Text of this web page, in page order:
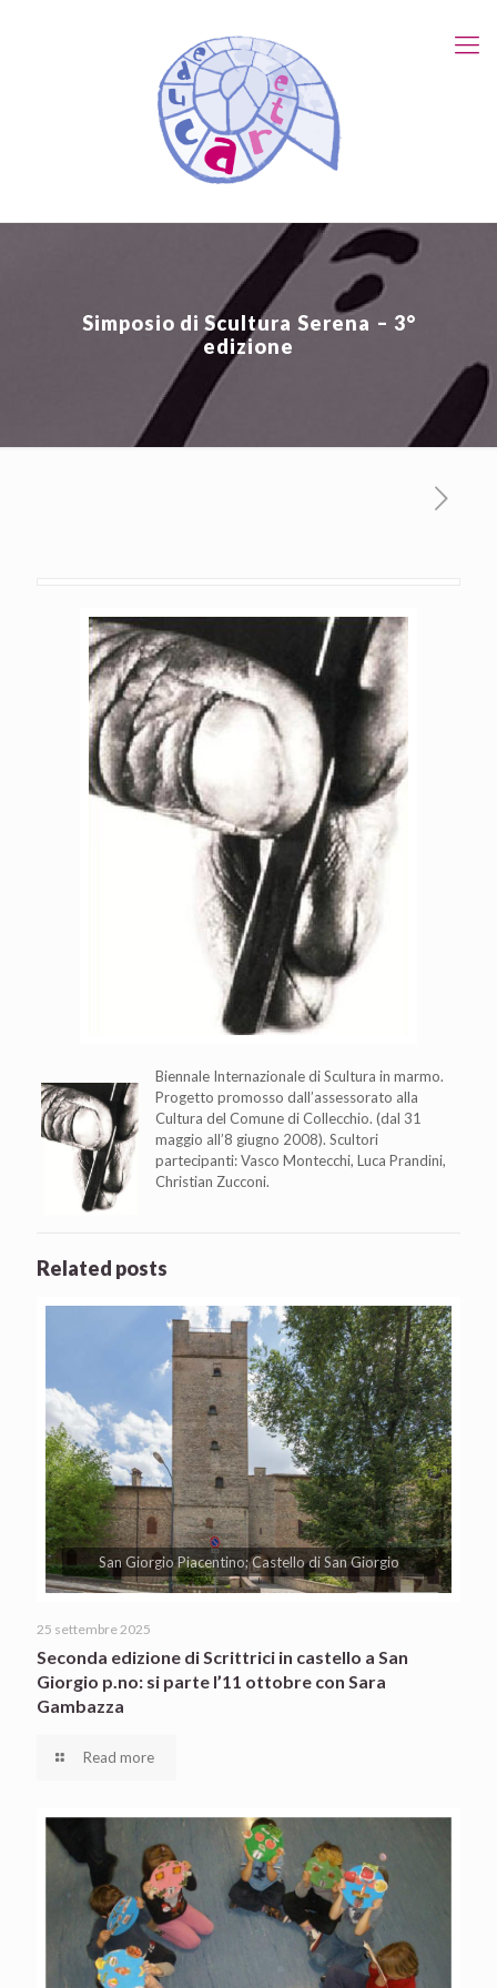
Simposio di Scultura Serena – 3°
edizione
Biennale Internazionale di Scultura in marmo.
Progetto promosso dall’assessorato alla
Cultura del Comune di Collecchio. (dal 31
maggio all’8 giugno 2008). Scultori
partecipanti: Vasco Montecchi, Luca Prandini,
Christian Zucconi.
Related posts
San Giorgio Piacentino; Castello di San Giorgio
25 settembre 2025
Seconda edizione di Scrittrici in castello a San
Giorgio p.no: si parte l’11 ottobre con Sara
Gambazza
Read more